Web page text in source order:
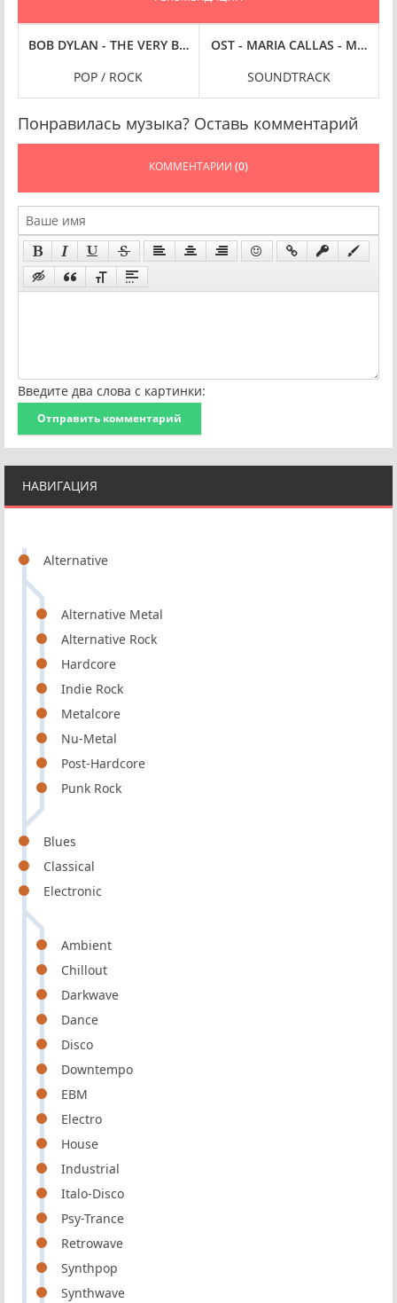
НАВИГАЦИЯ
Alternative
Alternative Metal
Alternative Rock
Hardcore
Indie Rock
Metalcore
Nu-Metal
Post-Hardcore
Punk Rock
Blues
Classical
Electronic
Ambient
Chillout
Darkwave
Dance
Disco
Downtempo
EBM
Electro
House
Industrial
Italo-Disco
Psy-Trance
Retrowave
Synthpop
Synthwave
WITH THE DEVIL [24-BIT HI-RES] (2024) FLAC
BOB DYLAN - THE VERY BEST OF (2024) FLAC
POP / ROCK
OST - MARIA CALLAS - MARIA
SOUNDTRACK
Понравилась музыка? Оставь комментарий
КОММЕНТАРИИ (0)
Введите два слова с картинки:
Отправить комментарий